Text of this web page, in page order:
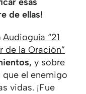
de ellas!
Audioguía “21
de la Oración”
y sobre
el enemigo
vidas. ¡Fue